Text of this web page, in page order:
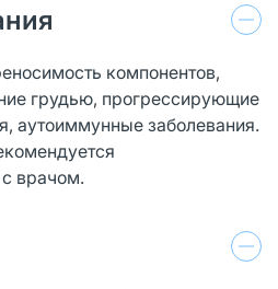
компонентов,
грудью, прогрессирующие
аутоиммунные заболевания.
врачом.